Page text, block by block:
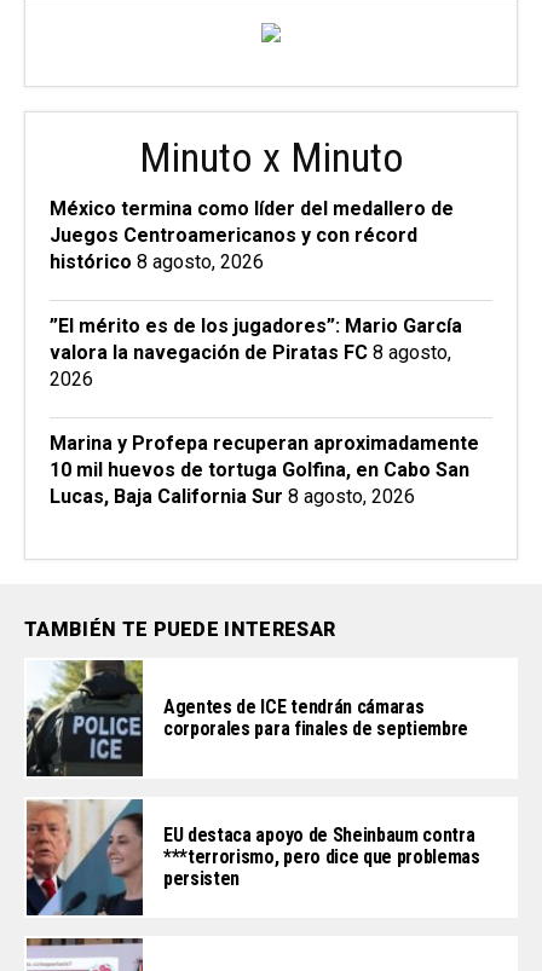
Minuto x Minuto
México termina como líder del medallero de
Juegos Centroamericanos y con récord
histórico 8 agosto, 2026
”El mérito es de los jugadores”: Mario García
valora la navegación de Piratas FC 8 agosto,
2026
Marina y Profepa recuperan aproximadamente
10 mil huevos de tortuga Golfina, en Cabo San
Lucas, Baja California Sur 8 agosto, 2026
TAMBIÉN TE PUEDE INTERESAR
Agentes de ICE tendrán cámaras
corporales para finales de septiembre
EU destaca apoyo de Sheinbaum contra
***terrorismo, pero dice que problemas
persisten